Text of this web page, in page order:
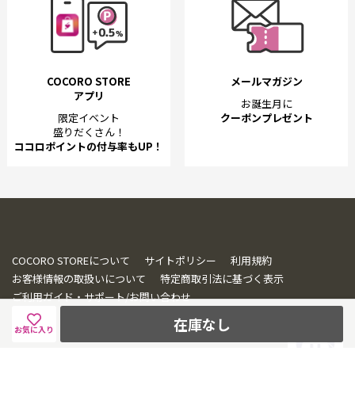
在庫なし
お気に入り
COCORO STORE
アプリ
限定イベント
盛りだくさん！
ココロポイントの付与率もUP！
メールマガジン
お誕生月に
クーポンプレゼント
COCORO STOREについて サイトポリシー
利用規約
お客様情報の取扱いについて
特定商取引法に基づく表示
ご利用ガイド・サポート/お問い合わせ